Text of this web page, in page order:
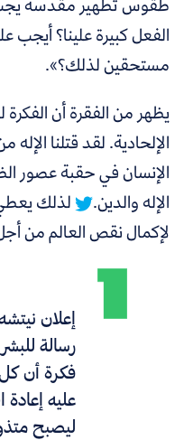
الفعل كبيرة علينا؟ أيجب
مستحقين لذلك؟».
يظهر من الفقرة أنالفكرة
الإلحادية. لقد قتلنا
الإنسان في حقبة عصور
الإله والدين.
لذلك يعطي
لإكمال نقص العالم من
إعلان
رسالة
فكرة أن
عليه إعادة
ليصبح